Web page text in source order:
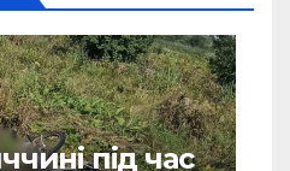
під час